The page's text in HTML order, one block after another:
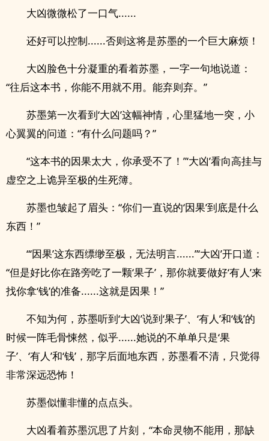
大凶微微松了一口气......
还好可以控制......否则这将是苏墨的一个巨大麻烦！
大凶脸色十分凝重的看着苏墨，一字一句地说道：
“往后这本书，你能不用就不用。能弃则弃。”
苏墨第一次看到‘大凶’这幅神情，心里猛地一突，小
心翼翼的问道：“有什么问题吗？”
“这本书的因果太大，你承受不了！”‘大凶’看向高挂与
虚空之上诡异至极的生死簿。
苏墨也皱起了眉头：“你们一直说的‘因果’到底是什么
东西！”
“‘因果’这东西缥缈至极，无法明言......”‘大凶’开口道：
“但是好比你在路旁吃了一颗‘果子’，那你就要做好‘有人’来
找你拿‘钱’的准备......这就是因果！”
不知为何，苏墨听到‘大凶’说到‘果子’、‘有人’和‘钱’的
时候一阵毛骨悚然，似乎......她说的不单单只是‘果
子’、‘有人’和‘钱’，那字后面地东西，苏墨看不清，只觉得
非常深远恐怖！
苏墨似懂非懂的点点头。
大凶看着苏墨沉思了片刻，“本命灵物不能用，那缺